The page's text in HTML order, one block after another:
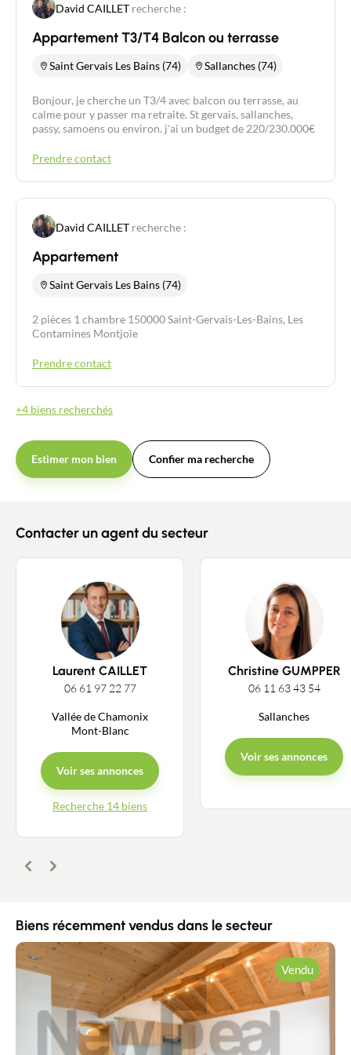
David CAILLET recherche :
Appartement T3/T4 Balcon ou terrasse
Saint Gervais Les Bains (74) Sallanches (74)
Bonjour, je cherche un T3/4 avec balcon ou terrasse, au
calme pour y passer ma retraite. St gervais, sallanches,
passy, samoens ou environ. j'ai un budget de 220/230.000€
Prendre contact
David CAILLET recherche :
Appartement
Saint Gervais Les Bains (74)
2 pièces 1 chambre 150000 Saint-Gervais-Les-Bains, Les
Contamines Montjoie
Prendre contact
+4 biens recherchés
Estimer mon bien Confier ma recherche
Contacter un agent du secteur
Laurent CAILLET
06 61 97 22 77
Vallée de Chamonix
Mont-Blanc
Voir ses annonces
Recherche 14 biens
Christine GUMPPER
06 11 63 43 54
Sallanches
Voir ses annonces
Précédent
Suivant
Biens récemment vendus dans le secteur
Vendu